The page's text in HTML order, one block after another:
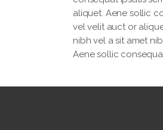
aliquet. Aene sollic
vel velit auct or
nibh vel a sit amet
Aene sollic